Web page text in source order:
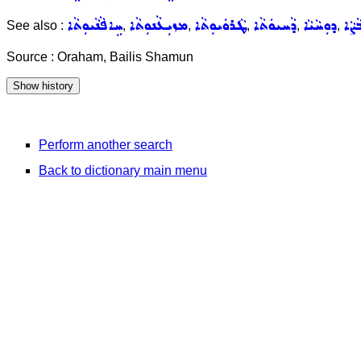
See also : ܚܹܐܦܵܢܵܝܘܼܬܵܐ, ܡܙܝܼܥܵܢܘܼܬܵܐ, ܛܵܪܘܿܝܘܼܬܵܐ, ܕܵܚܝܘܿܬܵܐ, ܕܘܼܚܵܝܵܐ,
Source : Oraham, Bailis Shamun
Perform another search
Back to dictionary main menu